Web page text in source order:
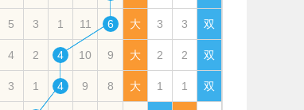
5 3 1 11 6 大 3 3 双
4 2 4 10 9 大 2 2 双
3 1 4 9 8 大 1 1 双